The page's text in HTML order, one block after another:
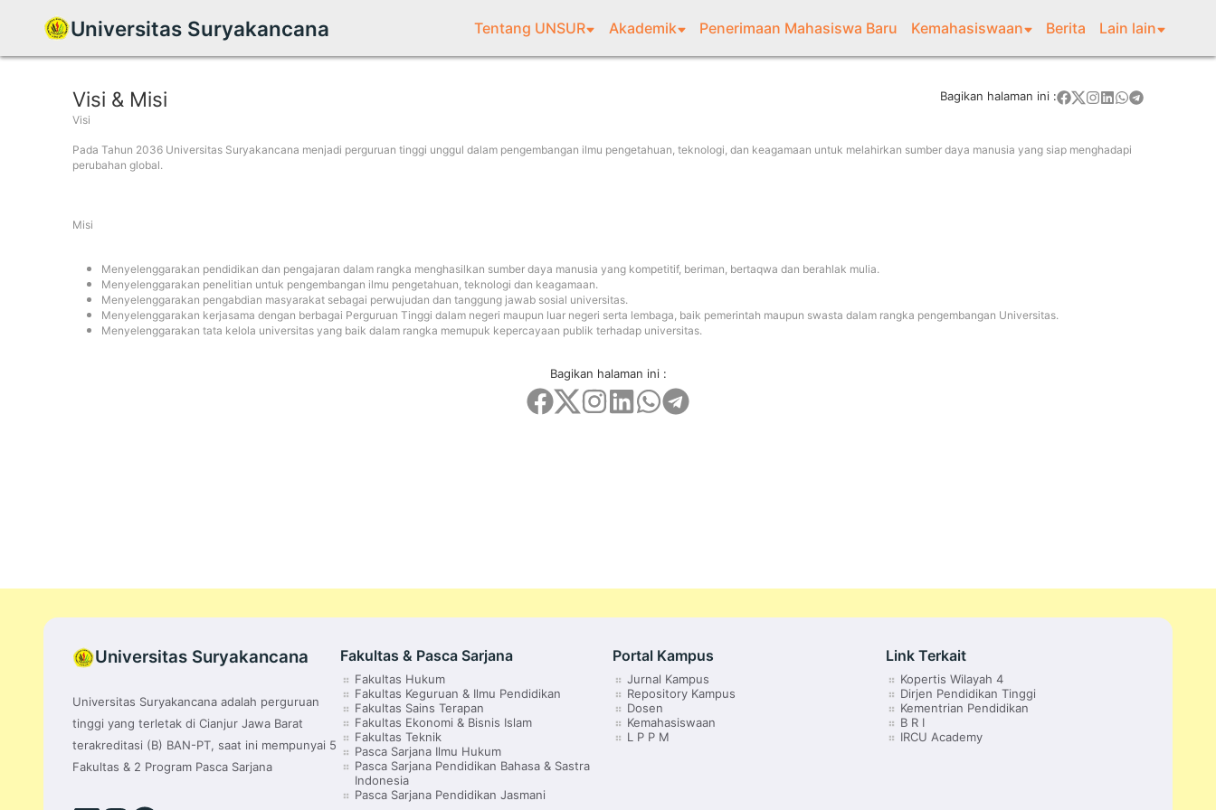
Universitas Suryakancana Tentang UNSUR Akademik Penerimaan Mahasiswa Baru Kemahasiswaan Berita Lain lain
Visi & Misi Bagikan halaman ini :
Visi
Pada Tahun 2036 Universitas Suryakancana menjadi perguruan tinggi unggul dalam pengembangan ilmu pengetahuan, teknologi, dan keagamaan untuk melahirkan sumber daya manusia yang siap menghadapi
perubahan global.
Misi
Menyelenggarakan pendidikan dan pengajaran dalam rangka menghasilkan sumber daya manusia yang kompetitif, beriman, bertaqwa dan berahlak mulia.
Menyelenggarakan penelitian untuk pengembangan ilmu pengetahuan, teknologi dan keagamaan.
Menyelenggarakan pengabdian masyarakat sebagai perwujudan dan tanggung jawab sosial universitas.
Menyelenggarakan kerjasama dengan berbagai Perguruan Tinggi dalam negeri maupun luar negeri serta lembaga, baik pemerintah maupun swasta dalam rangka pengembangan Universitas.
Menyelenggarakan tata kelola universitas yang baik dalam rangka memupuk kepercayaan publik terhadap universitas.
Bagikan halaman ini :
Universitas Suryakancana
Universitas Suryakancana adalah perguruan
tinggi yang terletak di Cianjur Jawa Barat
terakreditasi (B) BAN-PT, saat ini mempunyai 5
Fakultas & 2 Program Pasca Sarjana
Fakultas & Pasca Sarjana
Fakultas Hukum
Fakultas Keguruan & Ilmu Pendidikan
Fakultas Sains Terapan
Fakultas Ekonomi & Bisnis Islam
Fakultas Teknik
Pasca Sarjana Ilmu Hukum
Pasca Sarjana Pendidikan Bahasa & Sastra
Indonesia
Pasca Sarjana Pendidikan Jasmani
Portal Kampus
Jurnal Kampus
Repository Kampus
Dosen
Kemahasiswaan
L P P M
Link Terkait
Kopertis Wilayah 4
Dirjen Pendidikan Tinggi
Kementrian Pendidikan
B R I
IRCU Academy